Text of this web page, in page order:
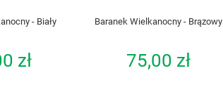
- Biały
zł
Baranek Wielkanocny - Brązowy
75,00 zł